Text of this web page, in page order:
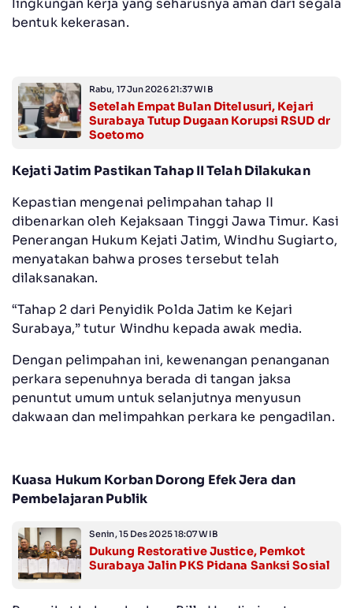
lingkungan kerja yang seharusnya aman dari segala
bentuk kekerasan.
Rabu, 17 Jun 2026 21:37 WIB
Setelah Empat Bulan Ditelusuri, Kejari
Surabaya Tutup Dugaan Korupsi RSUD dr
Soetomo
Kejati Jatim Pastikan Tahap II Telah Dilakukan
Kepastian mengenai pelimpahan tahap II
dibenarkan oleh Kejaksaan Tinggi Jawa Timur. Kasi
Penerangan Hukum Kejati Jatim, Windhu Sugiarto,
menyatakan bahwa proses tersebut telah
dilaksanakan.
“Tahap 2 dari Penyidik Polda Jatim ke Kejari
Surabaya,” tutur Windhu kepada awak media.
Dengan pelimpahan ini, kewenangan penanganan
perkara sepenuhnya berada di tangan jaksa
penuntut umum untuk selanjutnya menyusun
dakwaan dan melimpahkan perkara ke pengadilan.
Kuasa Hukum Korban Dorong Efek Jera dan
Pembelajaran Publik
Senin, 15 Des 2025 18:07 WIB
Dukung Restorative Justice, Pemkot
Surabaya Jalin PKS Pidana Sanksi Sosial